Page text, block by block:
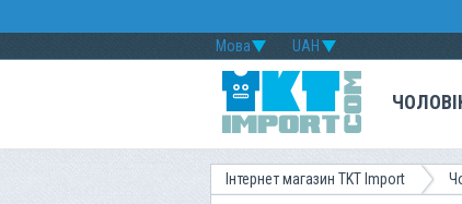
UAH
Мова
Інтернет магазин TKT Import